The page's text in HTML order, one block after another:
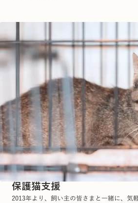
保護猫支援
2013年より、飼い主の皆さまと一緒に、気